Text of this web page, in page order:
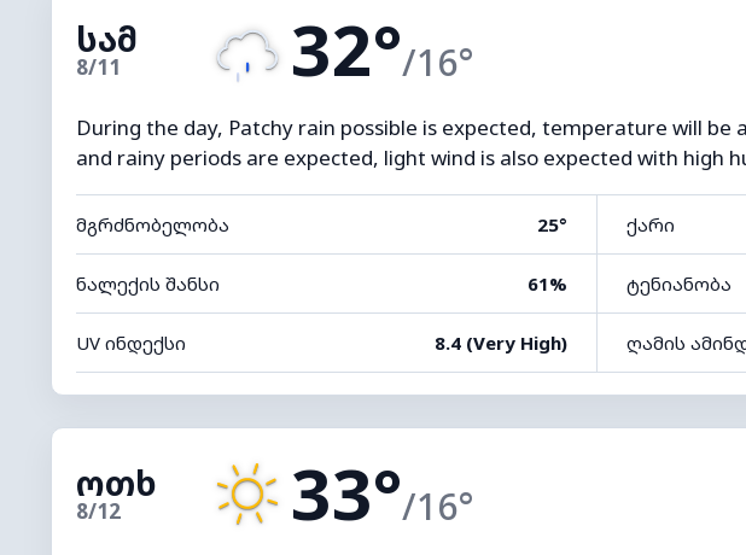
სამ
8/11 32°/16°
During the day, Patchy rain possible is expected, temperature will be
and rainy periods are expected, light wind is also expected with high
მგრძნობელობა 25° ქარი
ნალექის შანსი 61% ტენიანობა
UV ინდექსი 8.4 (Very High) ღამის
ოთხ
8/12 33°/16°